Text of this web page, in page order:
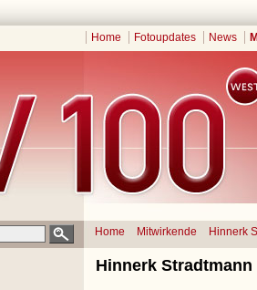
Home Fotoupdates News
Home Mitwirkende Hinnerk
Hinnerk Stradtmann